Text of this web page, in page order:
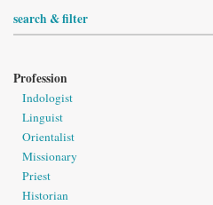
search & filter
Profession
Indologist
Linguist
Orientalist
Missionary
Priest
Historian